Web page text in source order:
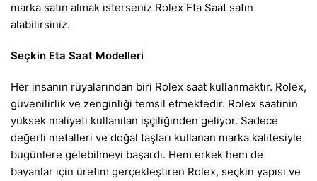
marka satın almak isterseniz Rolex Eta Saat satın
alabilirsiniz.
Seçkin Eta Saat Modelleri
Her insanın rüyalarından biri Rolex saat kullanmaktır. Rolex,
güvenilirlik ve zenginliği temsil etmektedir. Rolex saatinin
yüksek maliyeti kullanılan işçiliğinden geliyor. Sadece
değerli metalleri ve doğal taşları kullanan marka kalitesiyle
bugünlere gelebilmeyi başardı. Hem erkek hem de
bayanlar için üretim gerçekleştiren Rolex, seçkin yapısı ve